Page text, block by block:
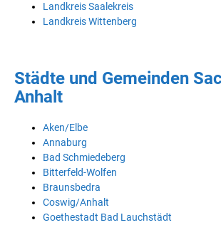
Landkreis Saalekreis
Landkreis Wittenberg
Städte und Gemeinden
Anhalt
Aken/Elbe
Annaburg
Bad Schmiedeberg
Bitterfeld-Wolfen
Braunsbedra
Coswig/Anhalt
Goethestadt Bad Lauchstädt